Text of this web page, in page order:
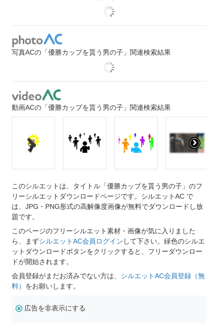
写真ACの「優勝カップを貰う男の子」関連検索結果
動画ACの「優勝カップを貰う男の子」関連検索結果
このシルエットは、タイトル「優勝カップを貰う男の子」のフ
リーシルエットダウンロードページです。シルエットAC で
は、JPG・PNG形式の高解像度画像が無料でダウンロードし放
題です。
このページのフリーシルエット素材・画像が気に入りました
ら、まずシルエットAC会員ログイン して下さい。緑色のシルエ
ットダウンロードボタンをクリックすると、フリーダウンロー
ドが開始されます。
会員登録がまだお済みでない方は、 シルエットAC会員登録（無
料） をお願いします。
広告を非表示にする